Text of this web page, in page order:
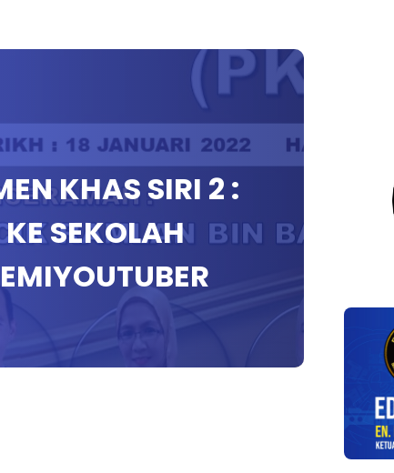
KHAS SIRI 2 :
SEKOLAH